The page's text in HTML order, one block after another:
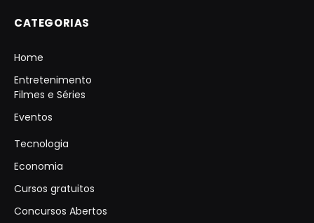
CATEGORIAS
Home
Entretenimento
Filmes e Séries
Eventos
Tecnologia
Economia
Cursos gratuitos
Concursos Abertos